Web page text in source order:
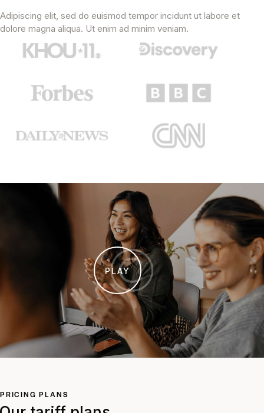
Adipiscing elit, sed do euismod tempor incidunt ut labore et
dolore magna aliqua. Ut enim ad minim veniam.
PLAY
PRICING PLANS